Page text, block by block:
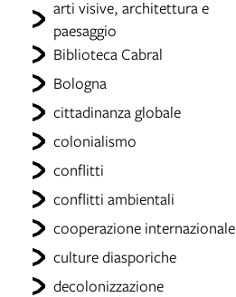
arti visive, architettura e
paesaggio
Biblioteca Cabral
Bologna
cittadinanza globale
colonialismo
conflitti
conflitti ambientali
cooperazione internazionale
culture diasporiche
decolonizzazione